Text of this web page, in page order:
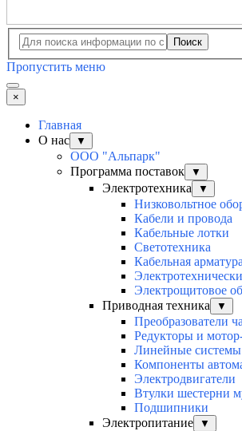
Поиск
Пропустить меню
×
Главная
О нас
▼
ООО "Альпарк"
Программа поставок
▼
Электротехника ▼
Низковольтное
Кабели и провода
Кабельные лотки
Светотехника
Кабельная
Электрощитовое
Приводная техника
▼
Преобразователи
Редукторы и
Линейные системы
Компоненты
Электродвигатели
Втулки шестерни
Подшипники
Электропитание
▼